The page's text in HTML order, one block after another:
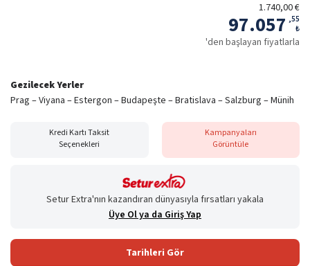
1.740,00 €
97.057 ,55
₺
'den başlayan fiyatlarla
Gezilecek Yerler
Prag – Viyana – Estergon – Budapeşte – Bratislava – Salzburg – Münih
Kredi Kartı Taksit
Seçenekleri
Kampanyaları
Görüntüle
Setur Extra'nın kazandıran dünyasıyla fırsatları yakala
Üye Ol ya da Giriş Yap
Tarihleri Gör